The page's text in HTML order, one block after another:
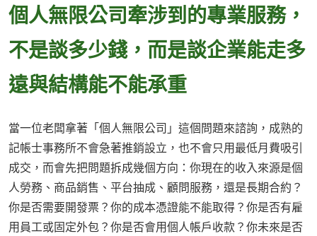
個人無限公司牽涉到的專業服務，
不是談多少錢，而是談企業能走多
遠與結構能不能承重
當一位老闆拿著「個人無限公司」這個問題來諮詢，成熟的
記帳士事務所不會急著推銷設立，也不會只用最低月費吸引
成交，而會先把問題拆成幾個方向：你現在的收入來源是個
人勞務、商品銷售、平台抽成、顧問服務，還是長期合約？
你是否需要開發票？你的成本憑證能不能取得？你是否有雇
用員工或固定外包？你是否會用個人帳戶收款？你未來是否